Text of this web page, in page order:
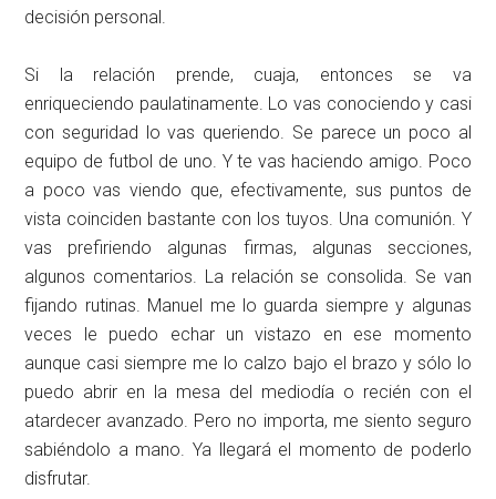
decisión personal.
Si la relación prende, cuaja, entonces se va
enriqueciendo paulatinamente. Lo vas conociendo y casi
con seguridad lo vas queriendo. Se parece un poco al
equipo de futbol de uno. Y te vas haciendo amigo. Poco
a poco vas viendo que, efectivamente, sus puntos de
vista coinciden bastante con los tuyos. Una comunión. Y
vas prefiriendo algunas firmas, algunas secciones,
algunos comentarios. La relación se consolida. Se van
fijando rutinas. Manuel me lo guarda siempre y algunas
veces le puedo echar un vistazo en ese momento
aunque casi siempre me lo calzo bajo el brazo y sólo lo
puedo abrir en la mesa del mediodía o recién con el
atardecer avanzado. Pero no importa, me siento seguro
sabiéndolo a mano. Ya llegará el momento de poderlo
disfrutar.